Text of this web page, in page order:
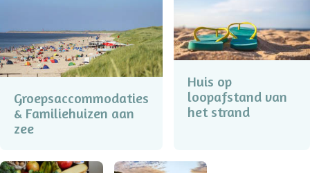
Groepsaccommodaties
& Familiehuizen aan
zee
Huis op
loopafstand van
het strand